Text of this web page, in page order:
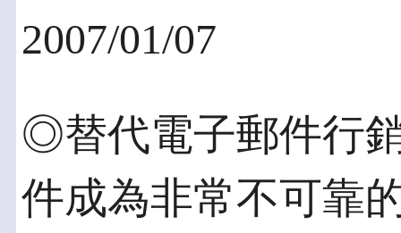
2007/01/07
◎替代電子郵件行
件成為非常不可靠